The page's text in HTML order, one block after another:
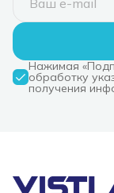
Нажимая
обработку
получения